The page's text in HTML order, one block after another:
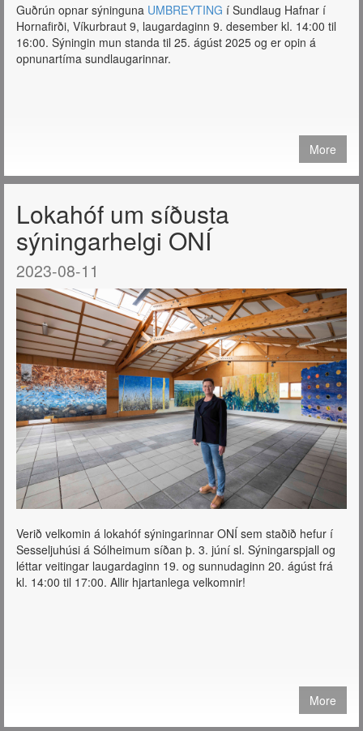
Guðrún opnar sýninguna UMBREYTING í Sundlaug Hafnar í
Hornafirði, Víkurbraut 9, laugardaginn 9. desember kl. 14:00 til
16:00. Sýningin mun standa til 25. ágúst 2025 og er opin á
opnunartíma sundlaugarinnar.
More
Lokahóf um síðusta
sýningarhelgi ONÍ
2023-08-11
Verið velkomin á lokahóf sýningarinnar ONÍ sem staðið hefur í
Sesseljuhúsi á Sólheimum síðan þ. 3. júní sl. Sýningarspjall og
léttar veitingar laugardaginn 19. og sunnudaginn 20. ágúst frá
kl. 14:00 til 17:00. Allir hjartanlega velkomnir!
More